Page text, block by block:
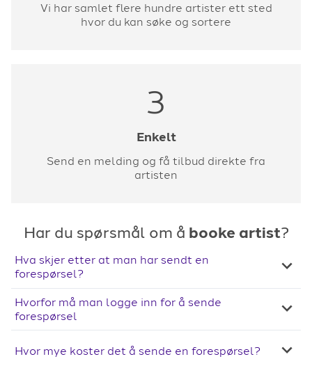
Vi har samlet flere hundre artister ett sted
hvor du kan søke og sortere
3
Enkelt
Send en melding og få tilbud direkte fra
artisten
Har du spørsmål om å booke artist?
Hva skjer etter at man har sendt en
forespørsel?
Hvorfor må man logge inn for å sende
forespørsel
Hvor mye koster det å sende en forespørsel?